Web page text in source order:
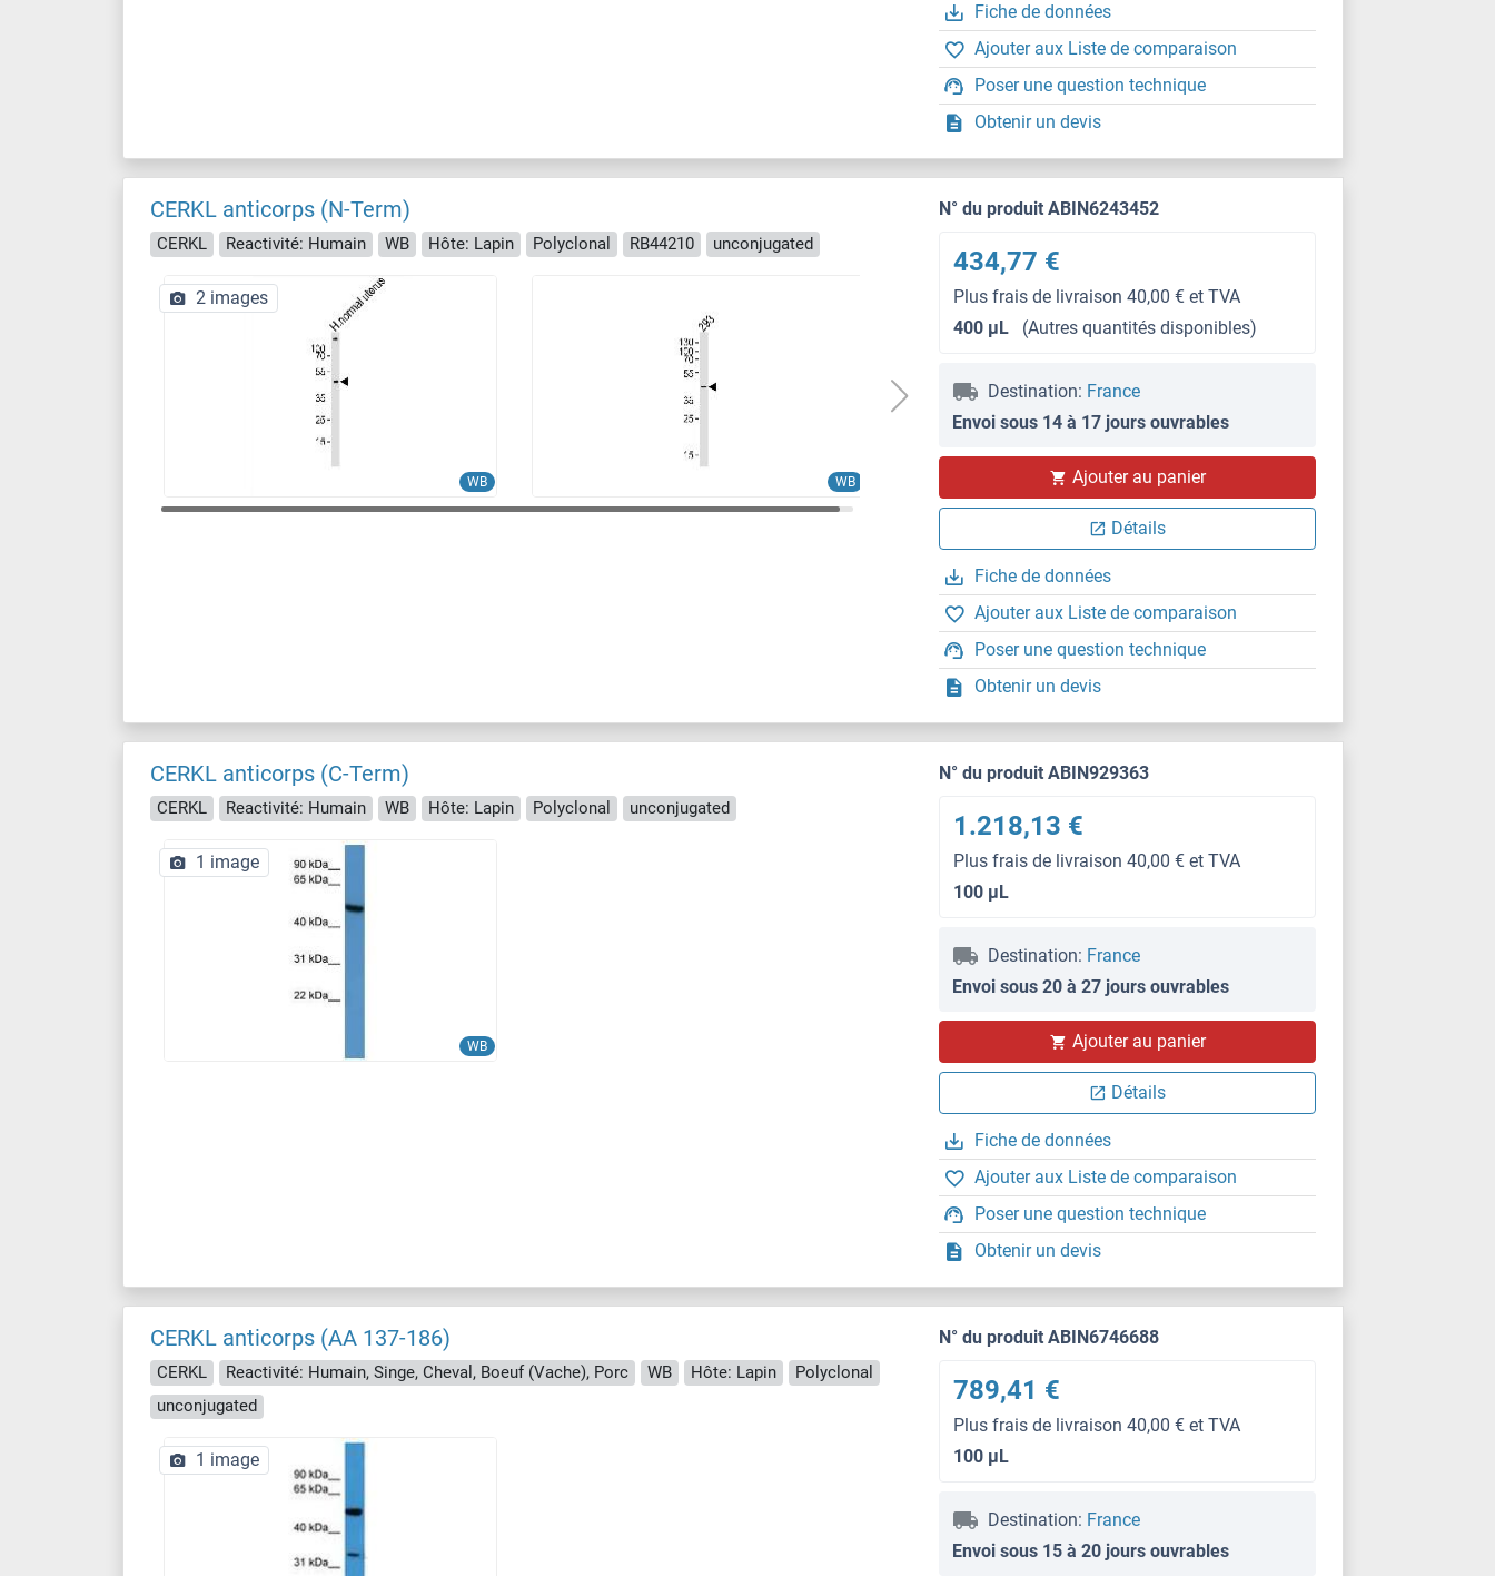
Fiche de données
Ajouter aux Liste de comparaison
Poser une question technique
Obtenir un devis
CERKL anticorps (N-Term)
CERKL Reactivité: Humain WB Hôte: Lapin Polyclonal RB44210 unconjugated
WB WB
2 images
N° du produit ABIN6243452
434,77 €
Plus frais de livraison 40,00 € et TVA
400 μL
(Autres quantités disponibles)
Destination: France
Envoi sous 14 à 17 jours ouvrables
Ajouter au panier
Détails
Fiche de données
Ajouter aux Liste de comparaison
Poser une question technique
Obtenir un devis
CERKL anticorps (C-Term)
CERKL Reactivité: Humain WB Hôte: Lapin Polyclonal unconjugated
WB
1 image
N° du produit ABIN929363
1.218,13 €
Plus frais de livraison 40,00 € et TVA
100 μL
Destination: France
Envoi sous 20 à 27 jours ouvrables
Ajouter au panier
Détails
Fiche de données
Ajouter aux Liste de comparaison
Poser une question technique
Obtenir un devis
CERKL anticorps (AA 137-186)
CERKL Reactivité: Humain, Singe, Cheval, Boeuf (Vache), Porc WB Hôte: Lapin
Polyclonal
unconjugated
1 image
N° du produit ABIN6746688
789,41 €
Plus frais de livraison 40,00 € et TVA
100 μL
Destination: France
Envoi sous 15 à 20 jours ouvrables